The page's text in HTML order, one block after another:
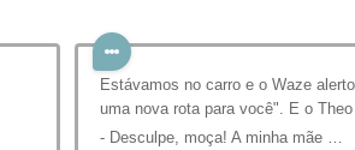
Estávamos no carro e o Waze
uma nova rota para você". E o
- Desculpe, moça! A minha mãe …